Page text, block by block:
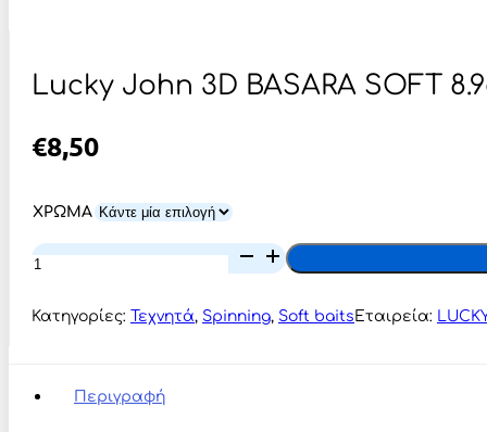
Lucky John 3D BASARA SOFT
€8,50
ΧΡΩΜΑ
Lucky
John
BASARA
SOFT
Κατηγορίες: Τεχνητά, Spinning, Soft baits Εταιρεία:
Περιγραφή